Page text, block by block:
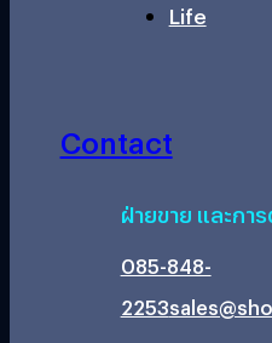
Life
Contact
ฝ่ายขาย และกา
085-848-
2253